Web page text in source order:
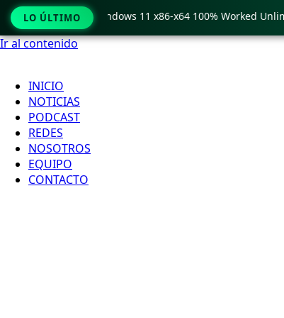
Ir al contenido
INICIO
NOTICIAS
PODCAST
REDES
NOSOTROS
EQUIPO
CONTACTO
LO ÚLTIMO
Crack only Windows 11 x86-x64 100% Worked Unlimited